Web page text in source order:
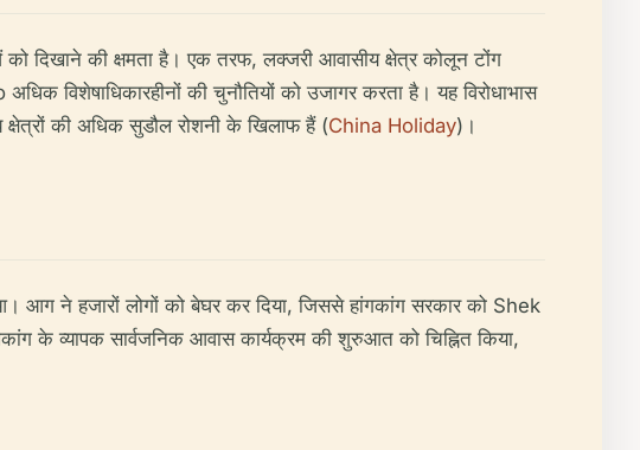
की क्षमता है। एक तरफ, लक्जरी आवासीय क्षेत्र कोलून टोंग
विशेषाधिकारहीनों की चुनौतियों को उजागर करता है। यह विरोधाभास
की अधिक सुडौल रोशनी के खिलाफ हैं (China Holiday)।
ने हजारों लोगों को बेघर कर दिया, जिससे हांगकांग सरकार को Shek
के व्यापक सार्वजनिक आवास कार्यक्रम की शुरुआत को चिह्नित किया,